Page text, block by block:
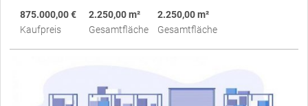
875.000,00 €
Kaufpreis
2.250,00 m²
Gesamtfläche
2.250,00 m²
Gesamtfläche